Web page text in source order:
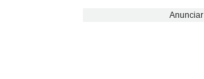
Anunciar